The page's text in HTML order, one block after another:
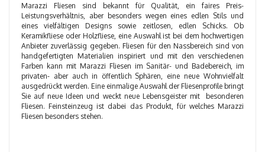
Marazzi Fliesen sind bekannt für Qualität, ein faires Preis-
Leistungsverhältnis, aber besonders wegen eines edlen Stils und
eines vielfältigen Designs sowie zeitlosen, edlen Schicks. Ob
Keramikfliese oder Holzfliese, eine Auswahl ist bei dem hochwertigen
Anbieter zuverlässig gegeben. Fliesen für den Nassbereich sind von
handgefertigten Materialien inspiriert und mit den verschiedenen
Farben kann mit Marazzi Fliesen im Sanitär- und Badebereich, im
privaten- aber auch in öffentlich Sphären, eine neue Wohnvielfalt
ausgedrückt werden. Eine einmalige Auswahl der Fliesenprofile bringt
Sie auf neue Ideen und weckt neue Lebensgeister mit besonderen
Fliesen. Feinsteinzeug ist dabei das Produkt, für welches Marazzi
Fliesen besonders stehen.